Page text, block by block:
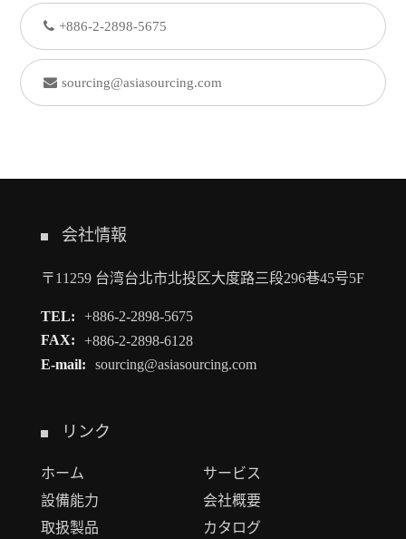
+886-2-2898-5675
sourcing@asiasourcing.com
会社情報
〒11259 台湾台北市北投区大度路三段296巷45号5F
TEL:
+886-2-2898-5675
FAX:
+886-2-2898-6128
E-mail:
sourcing@asiasourcing.com
リンク
ホーム
サービス
設備能力
会社概要
取扱製品
カタログ